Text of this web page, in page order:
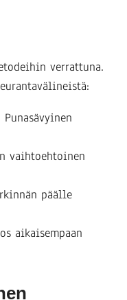
verrattuna.
vaihtoehtoinen
päälle
aikaisempaan